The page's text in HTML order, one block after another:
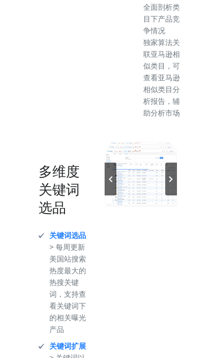
全面剖析类
目下产品竞
争情况
独家算法关
联亚马逊相
似类目，可
查看亚马逊
相似类目分
析报告，辅
助分析市场
多维度
关键词
选品
关键词选品
> 每周更新
美国站搜索
热度最大的
热搜关键
词，支持查
看关键词下
的相关曝光
产品
关键词扩展